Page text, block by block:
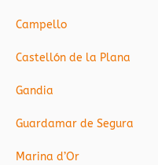
Campello
Castellón de la Plana
Gandia
Guardamar de Segura
Marina d’Or